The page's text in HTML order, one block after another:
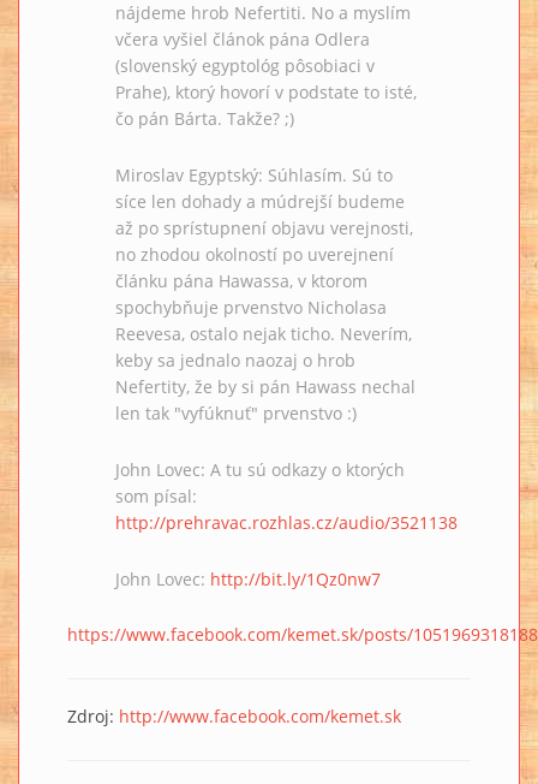
nájdeme hrob Nefertiti. No a myslím
včera vyšiel článok pána Odlera
(slovenský egyptológ pôsobiaci v
Prahe), ktorý hovorí v podstate to isté,
čo pán Bárta. Takže? ;)
Miroslav Egyptský: Súhlasím. Sú to
síce len dohady a múdrejší budeme
až po sprístupnení objavu verejnosti,
no zhodou okolností po uverejnení
článku pána Hawassa, v ktorom
spochybňuje prvenstvo Nicholasa
Reevesa, ostalo nejak ticho. Neverím,
keby sa jednalo naozaj o hrob
Nefertity, že by si pán Hawass nechal
len tak "vyfúknuť" prvenstvo :)
John Lovec: A tu sú odkazy o ktorých
som písal:
http://prehravac.rozhlas.cz/audio/3521138
John Lovec: http://bit.ly/1Qz0nw7
https://www.facebook.com/kemet.sk/posts/
Zdroj: http://www.facebook.com/kemet.sk